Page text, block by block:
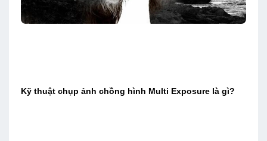
Kỹ thuật chụp ảnh chồng hình Multi Exposure là gì?